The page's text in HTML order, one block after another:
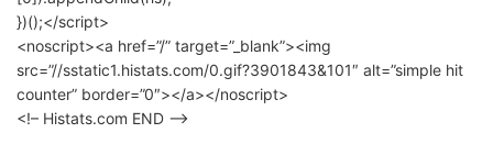
})();</script>
<noscript><a href=”/” target=”_blank”><img
src=”//sstatic1.histats.com/0.gif?3901843&101″ alt=”simple hit
counter” border=”0″></a></noscript>
<!– Histats.com END –>